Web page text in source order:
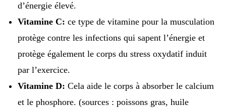
d’énergie élevé.
Vitamine C: ce type de vitamine pour la musculation
protège contre les infections qui sapent l’énergie et
protège également le corps du stress oxydatif induit
par l’exercice.
Vitamine D: Cela aide le corps à absorber le calcium
et le phosphore. (sources : poissons gras, huile